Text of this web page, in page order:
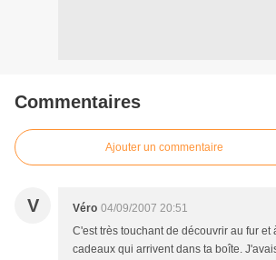
Commentaires
Ajouter un commentaire
V Véro 04/09/2007 20:51
C'est très touchant de découvrir au fur et
cadeaux qui arrivent dans ta boîte.